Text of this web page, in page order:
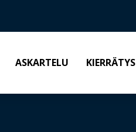
ASKARTELU KIERRÄTYS